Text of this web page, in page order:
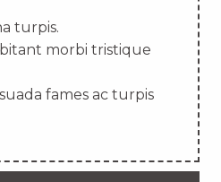
turpis.
morbi tristique
fames ac turpis